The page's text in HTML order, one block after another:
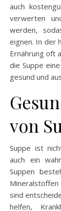
auch
verwerten
werden,
eignen. In der
Ernährung oft
die Suppe
gesund und
von
Suppe ist
auch ein
Suppen
sind
helfen,